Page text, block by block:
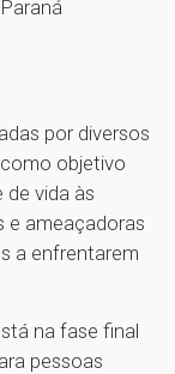
por diversos
objetivo
vida às
e ameaçadoras
a enfrentarem
na fase final
pessoas